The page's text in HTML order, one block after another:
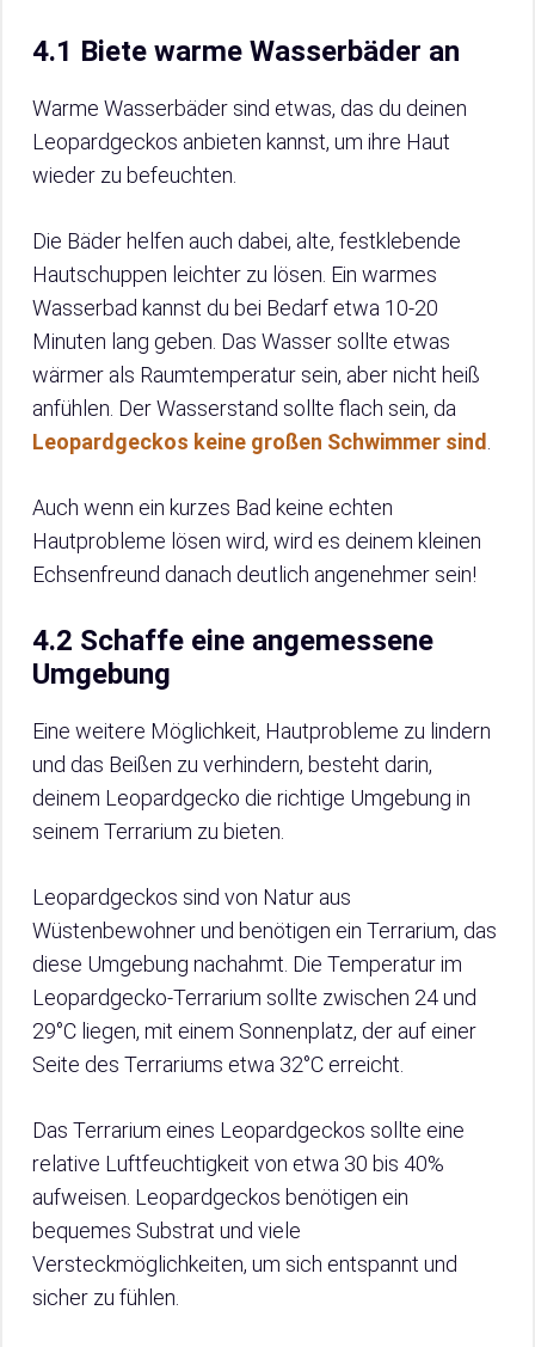
4.1 Biete warme Wasserbäder an
Warme Wasserbäder sind etwas, das du deinen
Leopardgeckos anbieten kannst, um ihre Haut
wieder zu befeuchten.
Die Bäder helfen auch dabei, alte, festklebende
Hautschuppen leichter zu lösen. Ein warmes
Wasserbad kannst du bei Bedarf etwa 10-20
Minuten lang geben. Das Wasser sollte etwas
wärmer als Raumtemperatur sein, aber nicht heiß
anfühlen. Der Wasserstand sollte flach sein, da
Leopardgeckos keine großen Schwimmer sind
Auch wenn ein kurzes Bad keine echten
Hautprobleme lösen wird, wird es deinem kleinen
Echsenfreund danach deutlich angenehmer sein!
4.2 Schaffe eine angemessene
Umgebung
Eine weitere Möglichkeit, Hautprobleme zu lindern
und das Beißen zu verhindern, besteht darin,
deinem Leopardgecko die richtige Umgebung in
seinem Terrarium zu bieten.
Leopardgeckos sind von Natur aus
Wüstenbewohner und benötigen ein Terrarium, das
diese Umgebung nachahmt. Die Temperatur im
Leopardgecko-Terrarium sollte zwischen 24 und
29°C liegen, mit einem Sonnenplatz, der auf einer
Seite des Terrariums etwa 32°C erreicht.
Das Terrarium eines Leopardgeckos sollte eine
relative Luftfeuchtigkeit von etwa 30 bis 40%
aufweisen. Leopardgeckos benötigen ein
bequemes Substrat und viele
Versteckmöglichkeiten, um sich entspannt und
sicher zu fühlen.